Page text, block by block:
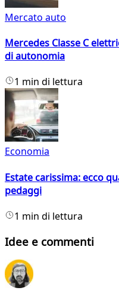
Mercato auto
Mercedes Classe C
di autonomia
1 min di lettura
Economia
Estate carissima: ecco
pedaggi
1 min di lettura
Idee e commenti